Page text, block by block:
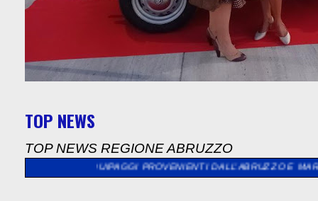
TOP NEWS
TOP NEWS REGIONE ABRUZZO
PROVENIENTI DALL’ABRUZZO E MARCHE >>